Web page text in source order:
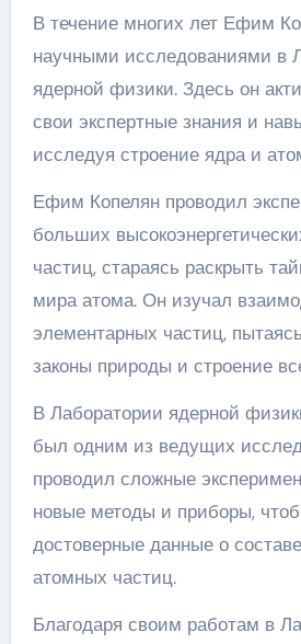
В течение многих лет Ефим
научными исследованиями в
ядерной физики. Здесь он
свои экспертные знания и
исследуя строение ядра и
Ефим Копелян проводил
больших
частиц, стараясь раскрыть
мира атома. Он изучал
элементарных частиц,
законы природы и строение
В Лаборатории ядерной
был одним из ведущих
проводил сложные
новые методы и приборы,
достоверные данные о
атомных частиц.
Благодаря своим работам в